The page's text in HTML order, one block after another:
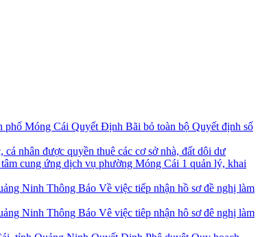
Quyết Định Bãi bỏ toàn bộ Quyết định số
nhân được quyền thuê các cơ sở nhà, đất dôi dư
cung ứng dịch vụ phường Móng Cái 1 quản lý, khai
Thông Báo Về việc tiếp nhận hồ sơ đề nghị làm
Thông Báo Vê việc tiêp nhận hô sơ đê nghị làm